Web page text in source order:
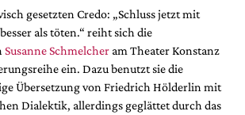
gesetzten Credo: „Schluss jetzt mit
als töten.“ reiht sich die
Susanne Schmelcher am Theater Konstanz
ein. Dazu benutzt sie die
Übersetzung von Friedrich Hölderlin mit
Dialektik, allerdings geglättet durch das